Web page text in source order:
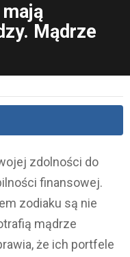
Mądrze
zdolności do
finansowej.
zodiaku są nie
mądrze
że ich portfele